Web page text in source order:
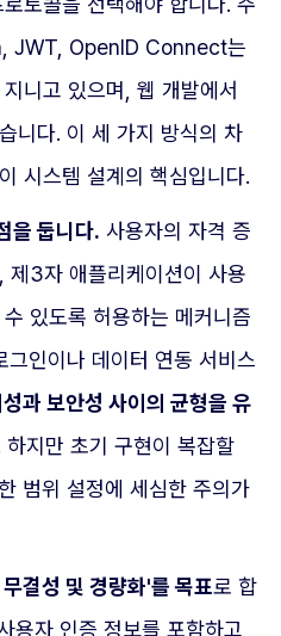
JWT, OpenID Connect는
니고 있으며, 웹 개발에서
니다. 이 세 가지 방식의 차
시스템 설계의 핵심입니다.
을 둡니다. 사용자의 자격 증
제3자 애플리케이션이 사용
있도록 허용하는 메커니즘
인이나 데이터 연동 서비스
과 보안성 사이의 균형을 유
하지만 초기 구현이 복잡할
범위 설정에 세심한 주의가
결성 및 경량화'를 목표로 합
용자 인증 정보를 포함하고